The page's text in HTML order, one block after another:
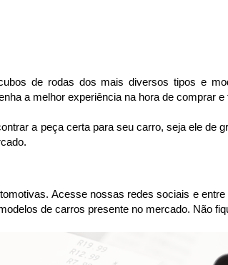
de rodas dos mais diversos tipos e
a melhor experiência na hora de comprar
a peça certa para seu carro, seja ele de
Acesse nossas redes sociais e
de carros presente no mercado. Não